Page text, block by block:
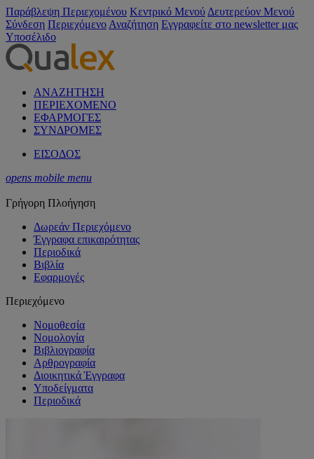
Παράβλεψη Περιεχομένου Κεντρικό Μενού Δευτερεύον Μενού
Σύνδεση Περιεχόμενο Αναζήτηση Εγγραφείτε στο newsletter μας
Υποσέλιδο
ΑΝΑΖΗΤΗΣΗ
ΠΕΡΙΕΧΟΜΕΝΟ
ΕΦΑΡΜΟΓΕΣ
ΣΥΝΔΡΟΜΕΣ
ΕΙΣΟΔΟΣ
opens mobile menu
Γρήγορη Πλοήγηση
Δωρεάν Περιεχόμενο
Έγγραφα επικαιρότητας
Περιοδικά
Βιβλία
Εφαρμογές
Περιεχόμενο
Νομοθεσία
Νομολογία
Βιβλιογραφία
Αρθρογραφία
Διοικητικά Έγγραφα
Υποδείγματα
Περιοδικά